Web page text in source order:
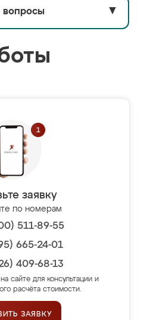
вопросы ▼
заявку
по номерам
511-89-55
665-24-01
409-68-13
сайте для консультации и
расчёта стоимости.
ЗАЯВКУ